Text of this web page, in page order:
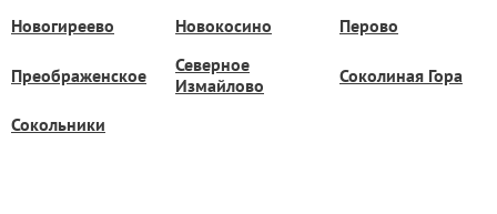
Новогиреево Новокосино Перово
Преображенское
Северное
Измайлово
Соколиная Гора
Сокольники